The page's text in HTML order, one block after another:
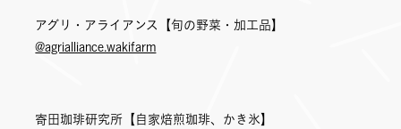
アグリ・アライアンス【旬の野菜・加工品】
@agrialliance.wakifarm
寄田珈琲研究所【自家焙煎珈琲、かき氷】